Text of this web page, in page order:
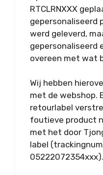
RTCLRNXXX
gepersonaliseerd
werd geleverd,
gepersonaliseerd
overeen met wat
Wij hebben
met de webshop.
retourlabel
foutieve product
met het door
label
05222072354xxx).